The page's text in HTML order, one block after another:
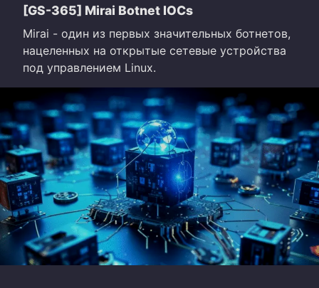
[GS-365] Mirai Botnet IOCs
Mirai - один из первых значительных ботнетов,
нацеленных на открытые сетевые устройства
под управлением Linux.